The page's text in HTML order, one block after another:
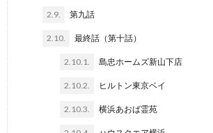
2.9. 第九話
2.10. 最終話（第十話）
2.10.1. 島忠ホームズ新山下店
2.10.2. ヒルトン東京ベイ
2.10.3. 横浜あおば霊苑